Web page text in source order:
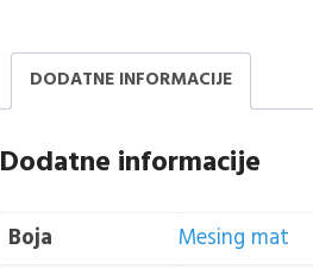
DODATNE INFORMACIJE
Dodatne informacije
Boja
Mesing mat